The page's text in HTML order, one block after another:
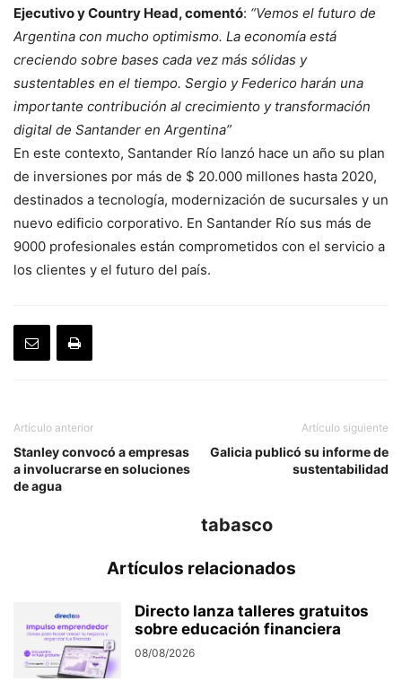
Ejecutivo y Country Head, comentó: “Vemos el futuro de
Argentina con mucho optimismo. La economía está
creciendo sobre bases cada vez más sólidas y
sustentables en el tiempo. Sergio y Federico harán una
importante contribución al crecimiento y transformación
digital de Santander en Argentina”
En este contexto, Santander Río lanzó hace un año su plan
de inversiones por más de $ 20.000 millones hasta 2020,
destinados a tecnología, modernización de sucursales y un
nuevo edificio corporativo. En Santander Río sus más de
9000 profesionales están comprometidos con el servicio a
los clientes y el futuro del país.
Artículo anterior
Stanley convocó a empresas
a involucrarse en soluciones
de agua
Artículo siguiente
Galicia publicó su informe de
sustentabilidad
tabasco
Artículos relacionados
Directo lanza talleres gratuitos
sobre educación financiera
08/08/2026